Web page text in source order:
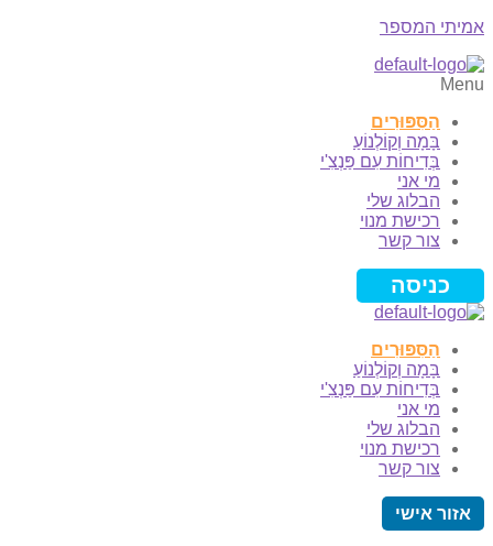
אמיתי המספר
Menu
הַסִּפּוּרִים
בָּמָה וְקוֹלְנוֹעַ
בְּדִיחוֹת עִם פַּנְצִ'י
מי אני
הבלוג שלי
רכישת מנוי
צור קשר
כניסה
הַסִּפּוּרִים
בָּמָה וְקוֹלְנוֹעַ
בְּדִיחוֹת עִם פַּנְצִ'י
מי אני
הבלוג שלי
רכישת מנוי
צור קשר
אזור אישי